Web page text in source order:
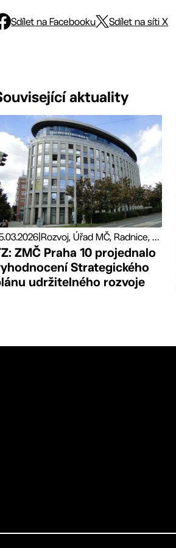
Sdílet na Facebooku Sdílet na síti X
aktuality
| Rozvoj, Úřad MČ, Radnice, Volené orgány
ZMČ Praha 10 projednalo
Strategického
udržitelného rozvoje